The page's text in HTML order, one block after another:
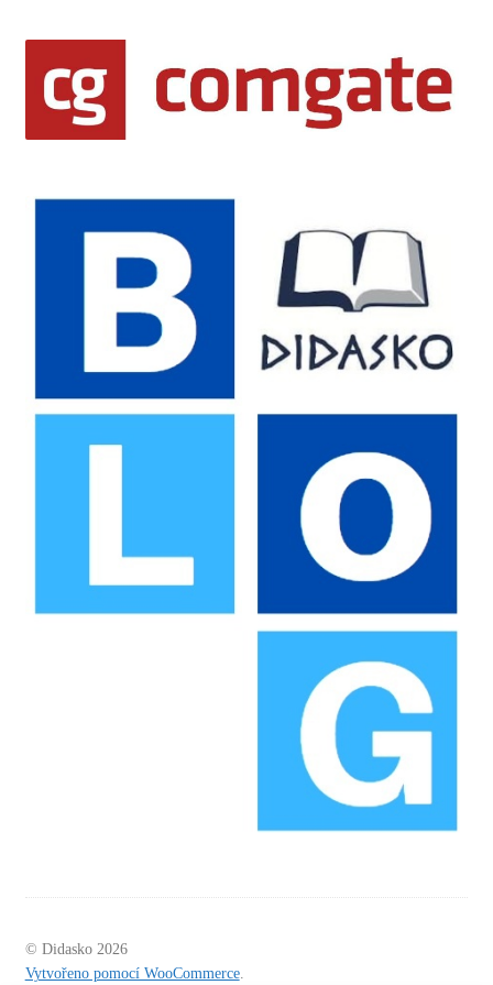
© Didasko 2026
Vytvořeno pomocí WooCommerce.